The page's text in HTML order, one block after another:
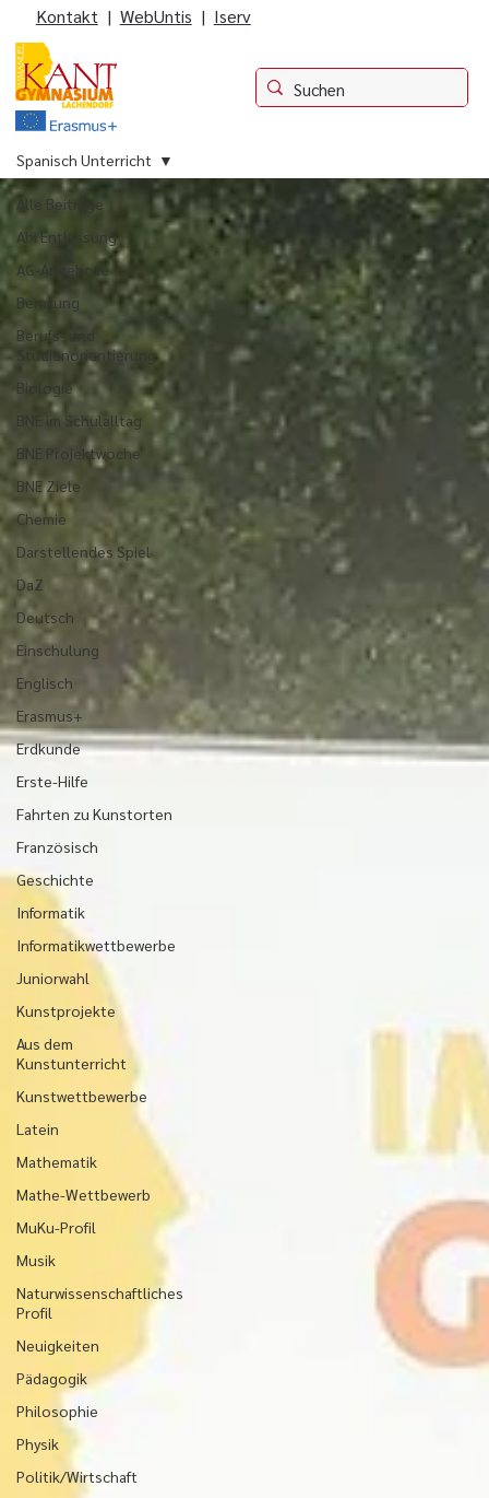
Kontakt | WebUntis | Iserv
Alle Beiträge
Abi Entlassung
AG-Angebote
Beratung
Berufs- und
Studienorientierung
Biologie
BNE im Schulalltag
BNE Projektwoche
BNE Ziele
Chemie
Darstellendes Spiel
DaZ
Deutsch
Einschulung
Englisch
Erasmus+
Erdkunde
Erste-Hilfe
Fahrten zu Kunstorten
Französisch
Geschichte
Informatik
Informatikwettbewerbe
Juniorwahl
Kunstprojekte
Aus dem
Kunstunterricht
Kunstwettbewerbe
Latein
Mathematik
Mathe-Wettbewerb
MuKu-Profil
Musik
Naturwissenschaftliches
Profil
Neuigkeiten
Pädagogik
Philosophie
Physik
Politik/Wirtschaft
Spanisch Unterricht